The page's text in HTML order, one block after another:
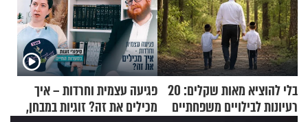
בלי להוציא מאות שקלים: 20
רעיונות לבילויים משפחתיים
פגיעה עצמית וחרדות – איך
מכילים את זה? זוגיות במבחן,